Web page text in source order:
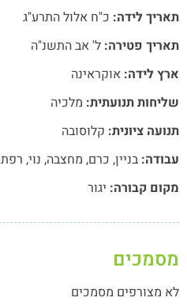
תאריך לידה: כ"ח אלול התרע"ג
תאריך פטירה: ל' אב התשנ"ה
ארץ לידה: אוקראינה
שליחות תנועתית: מלכיה
תנועה ציונית: קלוסובה
עבודה: בניין, כרם, מחצבה, נוי, רפת
מקום קבורה: יגור
מסמכים
לא מצורפים מסמכים